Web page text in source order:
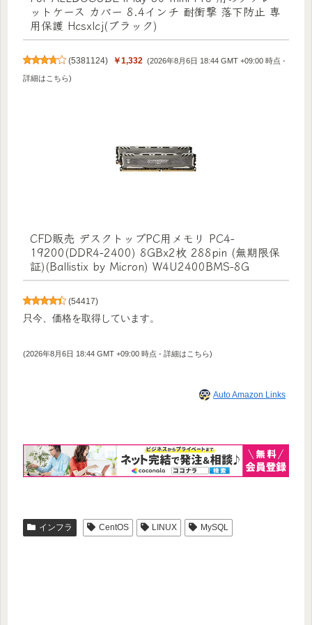
ットケース カバー 8.4インチ 耐衝撃 落下防止 専
用保護 Hcsxlcj(ブラック)
(5381124) ￥1,332 (2026年8月6日 18:44 GMT +09:00 時点 -
詳細はこちら)
CFD販売 デスクトップPC用メモリ PC4-
19200(DDR4-2400) 8GBx2枚 288pin (無期限保
証)(Ballistix by Micron) W4U2400BMS-8G
(54417)
只今、価格を取得しています。
(2026年8月6日 18:44 GMT +09:00 時点 - 詳細はこちら)
Auto Amazon Links
インフラ CentOS LINUX MySQL